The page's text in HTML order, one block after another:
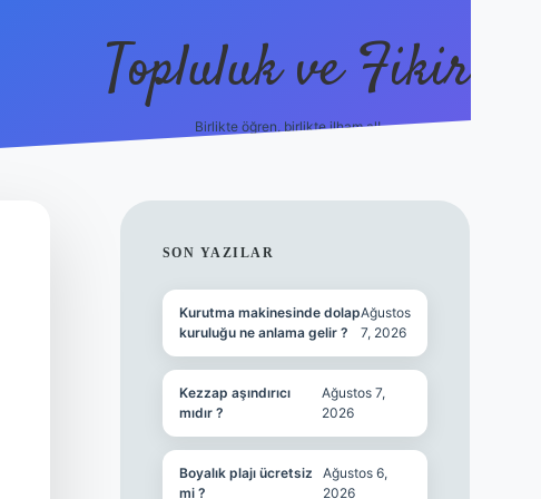
Topluluk ve Fikir
Birlikte öğren, birlikte ilham al!
SIDEBAR
SON YAZILAR
Kurutma makinesinde dolap
kuruluğu ne anlama gelir ?
Ağustos
7, 2026
Kezzap aşındırıcı
mıdır ?
Ağustos 7,
2026
Boyalık plajı ücretsiz
mi ?
Ağustos 6,
2026